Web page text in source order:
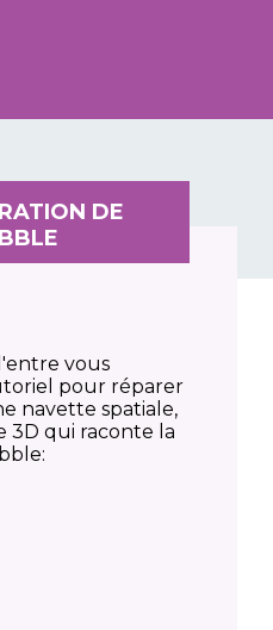
DE
vous
pour réparer
navette spatiale,
3D qui raconte la